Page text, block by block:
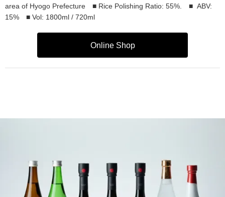
area of Hyogo Prefecture ■ Rice Polishing Ratio: 55%. ■ ABV:
15% ■ Vol: 1800ml / 720ml
Online Shop